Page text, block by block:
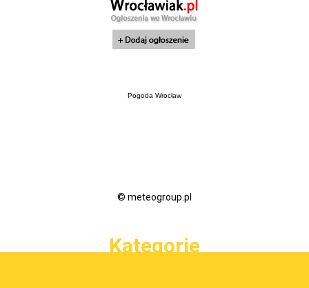
Pogoda Wrocław
© meteogroup.pl
Kategorie